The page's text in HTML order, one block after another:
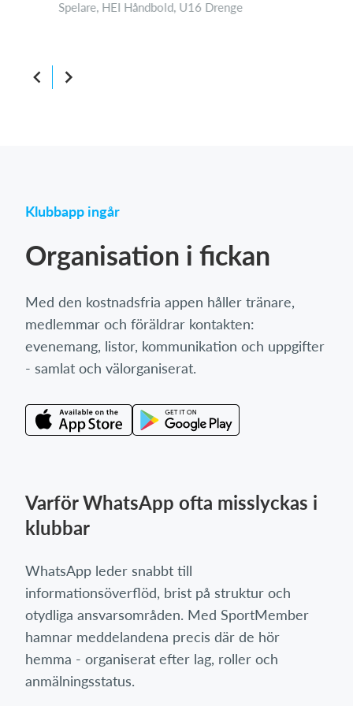
Spelare, HEI Håndbold, U16 Drenge
Klubbapp ingår
Organisation i fickan
Med den kostnadsfria appen håller tränare,
medlemmar och föräldrar kontakten:
evenemang, listor, kommunikation och uppgifter
- samlat och välorganiserat.
Varför WhatsApp ofta misslyckas i
klubbar
WhatsApp leder snabbt till
informationsöverflöd, brist på struktur och
otydliga ansvarsområden. Med SportMember
hamnar meddelandena precis där de hör
hemma - organiserat efter lag, roller och
anmälningsstatus.